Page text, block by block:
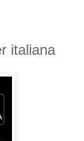
italiana